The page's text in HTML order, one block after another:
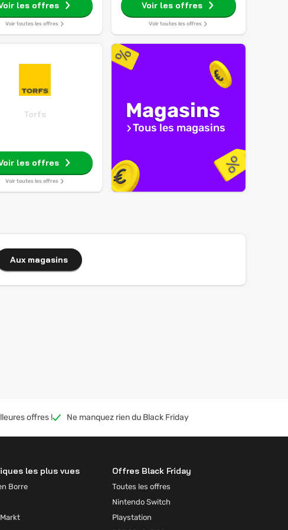
les offres
Voir toutes les offres
Voir les offres
Voir toutes les offres
Torfs
les offres
Voir toutes les offres
Magasins
Tous les magasins
Aux magasins
offres ! Ne manquez rien du Black Friday
les plus vues
Borre
Offres Black Friday
Toutes les offres
Nintendo Switch
Playstation